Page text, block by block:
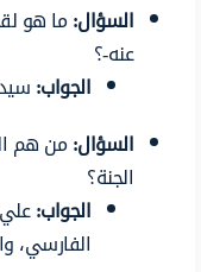
السؤال:ما هو
عنه-؟
الجواب:
السؤال:من هم
الجنة؟
الجواب:
الفارسي،